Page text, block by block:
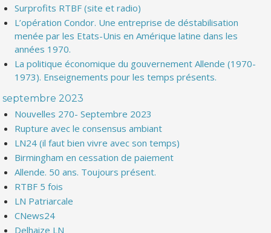
Surprofits RTBF (site et radio)
L’opération Condor. Une entreprise de déstabilisation
menée par les Etats-Unis en Amérique latine dans les
années 1970.
La politique économique du gouvernement Allende (1970-
1973). Enseignements pour les temps présents.
septembre 2023
Nouvelles 270- Septembre 2023
Rupture avec le consensus ambiant
LN24 (il faut bien vivre avec son temps)
Birmingham en cessation de paiement
Allende. 50 ans. Toujours présent.
RTBF 5 fois
LN Patriarcale
CNews24
Delhaize LN